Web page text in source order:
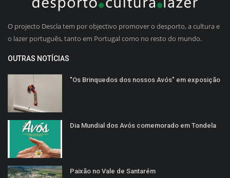
O projecto Descla tem por objectivo promover o desporto, a cultura e
o lazer português, tanto em Portugal como no resto do mundo.
OUTRAS NOTÍCIAS
"Os Brinquedos dos nossos Avós" em exposição
Dia Mundial dos Avós comemorado em Tondela
Paixão no Vale de Santarém